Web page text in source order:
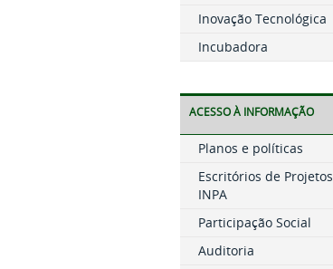
Inovação Tecnológica
Incubadora
ACESSO À INFORMAÇÃO
Planos e políticas
Escritórios de Projetos
INPA
Participação Social
Auditoria